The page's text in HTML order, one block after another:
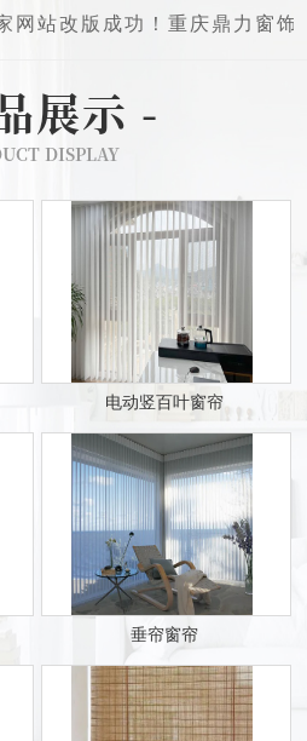
站改版成功！ 重庆鼎力窗饰
展示 -
DISPLAY
电动竖百叶窗帘
垂帘窗帘